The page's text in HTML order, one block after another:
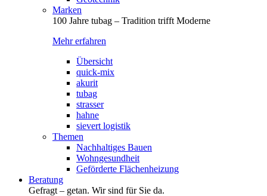
Marken
100 Jahre tubag – Tradition trifft Moderne
Mehr erfahren
Übersicht
quick-mix
akurit
tubag
strasser
hahne
sievert logistik
Themen
Nachhaltiges Bauen
Wohngesundheit
Geförderte Flächenheizung
Beratung
Gefragt – getan. Wir sind für Sie da.